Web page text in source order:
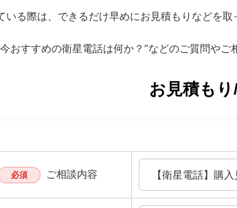
る際は、できるだけ早めにお見積もりなどを取
おすすめの衛星電話は何か？”などのご質問やご
お見積もり
必須 ご相談内容